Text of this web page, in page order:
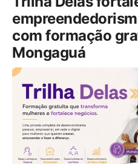
com formação
Mongaguá